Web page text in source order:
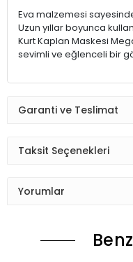
Eva malzemesi
Uzun yıllar boyunca
Kurt Kaplan Maskesi
sevimli ve eğlenceli bir
Garanti ve Teslimat
Taksit Seçenekleri
Yorumlar